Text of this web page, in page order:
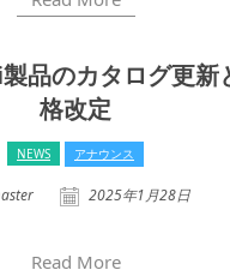
品のカタログ更新
格改定
NEWS アナウンス
2025年1月28日
Read More